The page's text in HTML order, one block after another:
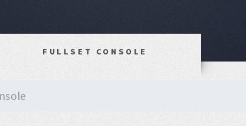
FULLSET CONSOLE